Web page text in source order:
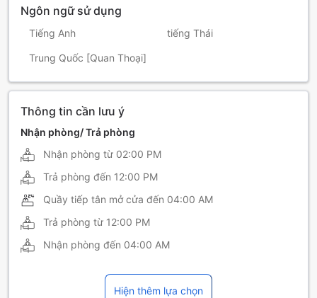
Ngôn ngữ sử dụng
Tiếng Anh tiếng Thái
Trung Quốc [Quan Thoại]
Thông tin cần lưu ý
Nhận phòng/ Trả phòng
Nhận phòng từ 02:00 PM
Trả phòng đến 12:00 PM
Quầy tiếp tân mở cửa đến 04:00 AM
Trả phòng từ 12:00 PM
Nhận phòng đến 04:00 AM
Hiện thêm lựa chọn